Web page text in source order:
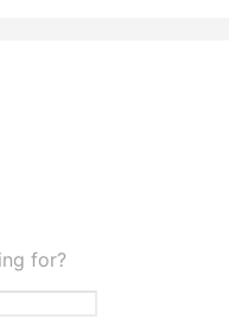
for?